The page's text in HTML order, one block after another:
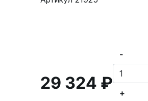
29 324 ₽
-
+